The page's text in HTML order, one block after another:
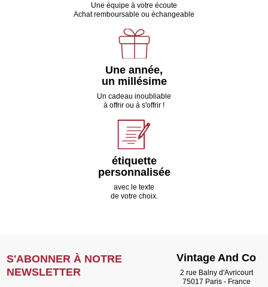
Une équipe à votre écoute
Achat remboursable ou échangeable
Une année,
un millésime
Un cadeau inoubliable
à offrir ou à s'offrir !
étiquette
personnalisée
avec le texte
de votre choix.
S'ABONNER À NOTRE
NEWSLETTER
Vintage And Co
2 rue Balny d'Avricourt
75017 Paris - France